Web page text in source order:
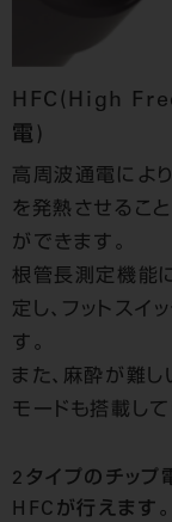
HFC(High
電)
高周波通電によ
を発熱させること
ができます。
根管長測定機能
定し、フットス
す。
また、麻酔が難
モードも搭載して
2タイプのチップ
HFCが行えます。